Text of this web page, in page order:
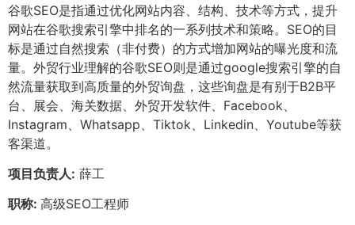
谷歌SEO是指通过优化网站内容、结构、技术等方式，提升
网站在谷歌搜索引擎中排名的一系列技术和策略。SEO的目
标是通过自然搜索（非付费）的方式增加网站的曝光度和流
量。外贸行业理解的谷歌SEO则是通过google搜索引擎的自
然流量获取到高质量的外贸询盘，这些询盘是有别于B2B平
台、展会、海关数据、外贸开发软件、Facebook、
Instagram、Whatsapp、Tiktok、Linkedin、Youtube等获
客渠道。
项目负责人: 薛工
职称: 高级SEO工程师